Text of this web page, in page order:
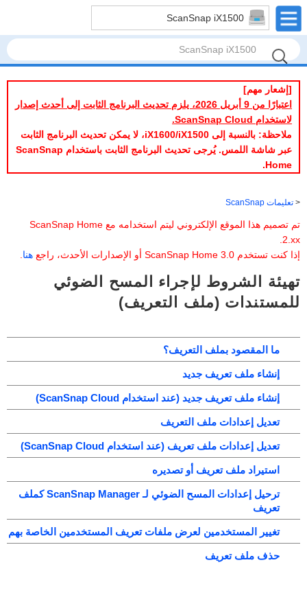
ScanSnap iX1500
[إشعار مهم]
اعتبارًا من 9 أبريل 2026، يلزم تحديث البرنامج الثابت إلى أحدث إصدار
لاستخدام ScanSnap Cloud.
ملاحظة: بالنسبة إلى iX1600/iX1500، لا يمكن تحديث البرنامج الثابت
عبر شاشة اللمس. يُرجى تحديث البرنامج الثابت باستخدام ScanSnap
Home.
تعليمات ScanSnap
تم تصميم هذا الموقع الإلكتروني ليتم استخدامه مع ScanSnap Home
2.xx.
إذا كنت تستخدم ScanSnap Home 3.0 أو الإصدارات الأحدث، راجع
هنا
تهيئة الشروط لإجراء المسح الضوئي
للمستندات (ملف التعريف)
ما المقصود بملف التعريف؟
إنشاء ملف تعريف جديد
إنشاء ملف تعريف جديد (عند استخدام ScanSnap Cloud)
تعديل إعدادات ملف التعريف
تعديل إعدادات ملف تعريف (عند استخدام ScanSnap Cloud)
استيراد ملف تعريف أو تصديره
ترحيل إعدادات المسح الضوئي لـ ScanSnap Manager كملف
تعريف
تغيير المستخدمين لعرض ملفات تعريف المستخدمين الخاصة بهم
حذف ملف تعريف